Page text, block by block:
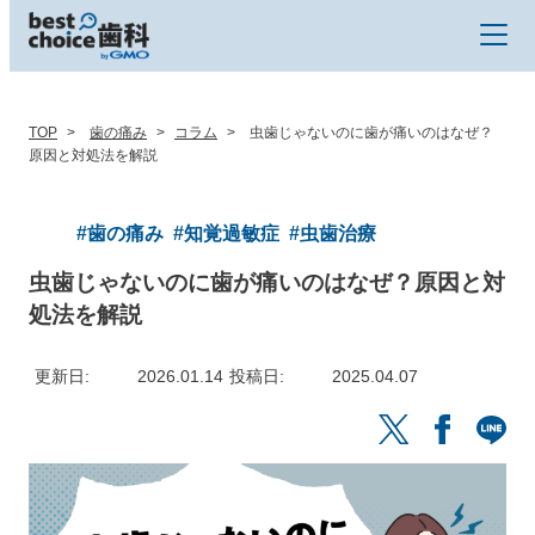
TOP 歯の痛み コラム
虫歯じゃないのに歯が痛いのはなぜ？
原因と対処法を解説
#歯の痛み #知覚過敏症 #虫歯治療
虫歯じゃないのに歯が痛いのはなぜ？原因と対
処法を解説
更新日 2026.01.14 投稿日 2025.04.07